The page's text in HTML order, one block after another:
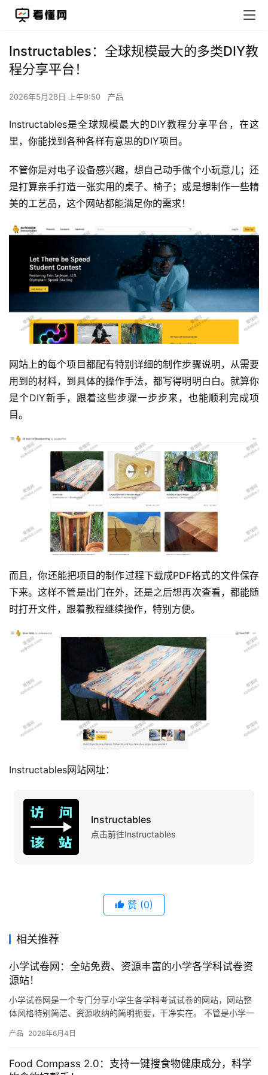
运
营
品
Instructables：全球规模最大的多类DIY教
程分享平台！
2026年5月28日 上午9:50 产品
Instructables是全球规模最大的DIY教程分享平台，在这
里，你能找到各种各样有意思的DIY项目。
不管你是对电子设备感兴趣，想自己动手做个小玩意儿；还
是打算亲手打造一张实用的桌子、椅子；或是想制作一些精
美的工艺品，这个网站都能满足你的需求！
网站上的每个项目都配有特别详细的制作步骤说明，从需要
用到的材料，到具体的操作手法，都写得明明白白。就算你
是个DIY新手，跟着这些步骤一步步来，也能顺利完成项
目。
而且，你还能把项目的制作过程下载成PDF格式的文件保存
下来。这样不管是出门在外，还是之后想再次查看，都能随
时打开文件，跟着教程继续操作，特别方便。
Instructables网站网址：
Instructables
点击前往Instructables
赞 (0)
相关推荐
小学试卷网：全站免费、资源丰富的小学各学科试卷资
源站！
小学试卷网是一个专门分享小学生各学科考试试卷的网站，网站整
体风格特别简洁、资源收纳的简明扼要，干净实在。 不管是小学一
都有…
产品 2026年6月4日
Food Compass 2.0：支持一键搜食物健康成分，科学